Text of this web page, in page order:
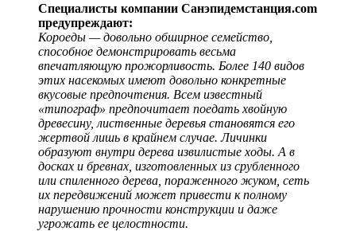
Специалисты компании Санэпидемстанция.com
предупреждают:
Короеды — довольно обширное семейство,
способное демонстрировать весьма
впечатляющую прожорливость. Более 140 видов
этих насекомых имеют довольно конкретные
вкусовые предпочтения. Всем известный
«типограф» предпочитает поедать хвойную
древесину, лиственные деревья становятся его
жертвой лишь в крайнем случае. Личинки
образуют внутри дерева извилистые ходы. А в
досках и бревнах, изготовленных из срубленного
или спиленного дерева, пораженного жуком, сеть
их передвижений может привести к полному
нарушению прочности конструкции и даже
угрожать ее целостности.